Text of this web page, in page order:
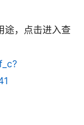
途，点击进入查